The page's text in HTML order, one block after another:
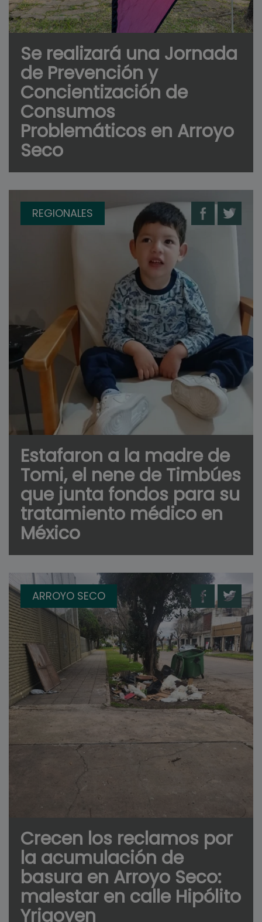
Se realizará una Jornada
de Prevención y
Concientización de
Consumos
Problemáticos en Arroyo
Seco
REGIONALES
Estafaron a la madre de
Tomi, el nene de Timbúes
que junta fondos para su
tratamiento médico en
México
ARROYO SECO
Crecen los reclamos por
la acumulación de
basura en Arroyo Seco:
malestar en calle Hipólito
Yrigoyen